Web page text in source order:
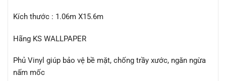
Kích thước : 1.06m X15.6m
Hãng KS WALLPAPER
Phủ Vinyl giúp bảo vệ bề mặt, chống trầy xước, ngăn ngừa
nấm mốc